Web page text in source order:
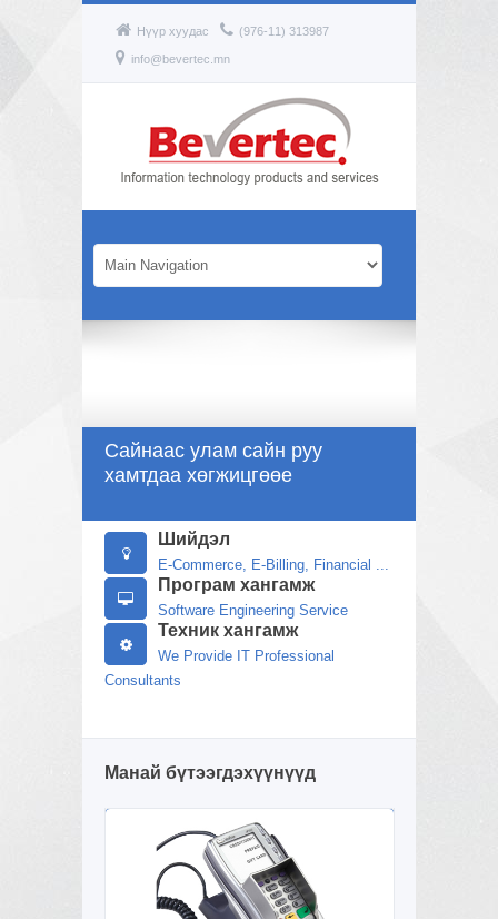
Нүүр хуудас (976-11) 313987
info@bevertec.mn
Сайнаас улам сайн руу
хамтдаа хөгжицгөөе
Шийдэл
E-Commerce, E-Billing, Financial ...
Програм хангамж
Software Engineering Service
Техник хангамж
We Provide IT Professional
Consultants
Манай бүтээгдэхүүнүүд